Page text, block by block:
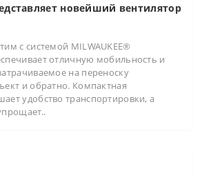
новейший вентилятор
с системой MILWAUKEE®
отличную мобильность и
на переноску
и обратно. Компактная
удобство транспортировки, а